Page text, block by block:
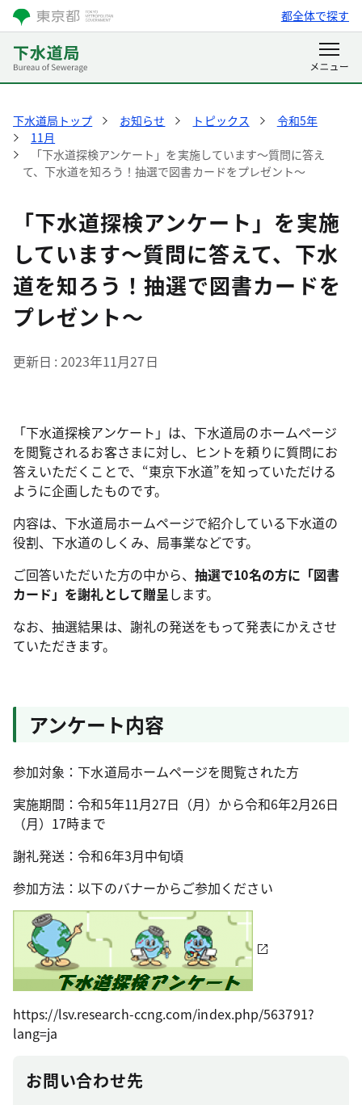
都全体で探す
下水道局トップ お知らせ トピックス
令和5年
11月
「下水道探検アンケート」を実施しています～質問に答え
て、下水道を知ろう！抽選で図書カードをプレゼント～
「下水道探検アンケート」を実施
しています～質問に答えて、下水
道を知ろう！抽選で図書カードを
プレゼント～
更新日 2023年11月27日
「下水道探検アンケート」は、下水道局のホームページ
を閲覧されるお客さまに対し、ヒントを頼りに質問にお
答えいただくことで、“東京下水道”を知っていただける
ように企画したものです。
内容は、下水道局ホームページで紹介している下水道の
役割、下水道のしくみ、局事業などです。
ご回答いただいた方の中から、抽選で10名の方に「図書
カード」を謝礼として贈呈します。
なお、抽選結果は、謝礼の発送をもって発表にかえさせ
ていただきます。
アンケート内容
参加対象：下水道局ホームページを閲覧された方
実施期間：令和5年11月27日（月）から令和6年2月26日
（月）17時まで
謝礼発送：令和6年3月中旬頃
参加方法：以下のバナーからご参加ください
https://lsv.research-ccng.com/index.php/563791?
lang=ja
お問い合わせ先